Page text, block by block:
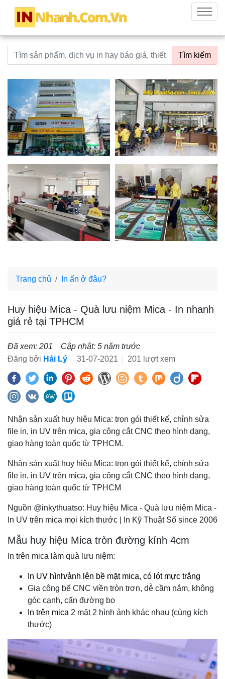
innhanh.com.vn
Menu
Từ khoá tìm kiếm Tìm kiếm
Trang chủ In ấn ở đâu?
Huy hiệu Mica - Quà lưu niệm Mica - In nhanh
giá rẻ tại TPHCM
Đã xem: 201
Cập nhât: 5 năm trước
Đăng bởi Hải Lý 31-07-2021 201 lượt xem
Nhận sản xuất huy hiệu Mica: trọn gói thiết kế, chỉnh sửa
file in, in UV trên mica, gia công cắt CNC theo hình dạng,
giao hàng toàn quốc từ TPHCM.
Nhận sản xuất huy hiệu Mica: trọn gói thiết kế, chỉnh sửa
file in, in UV trên mica, gia công cắt CNC theo hình dạng,
giao hàng toàn quốc từ TPHCM
Nguồn @inkythuatso: Huy hiệu Mica - Quà lưu niệm Mica -
In UV trên mica mọi kích thước | In Kỹ Thuật Số since 2006
Mẫu huy hiệu Mica tròn đường kính 4cm
In trên mica làm quà lưu niệm:
In UV hình/ảnh lên bề mặt mica, có lót mực trắng
Gia công bế CNC viền tròn trơn, dễ cầm nắm, không
góc cạnh, cấn đường bo
In trên mica 2 mặt 2 hình ảnh khác nhau (cùng kích
thước)